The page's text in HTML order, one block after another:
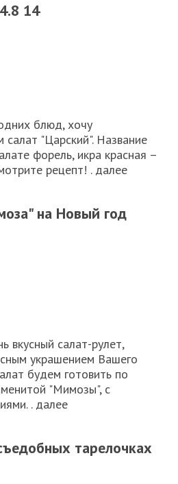
14
блюд, хочу
"Царский". Название
форель, икра красная –
рецепт! . далее
на Новый год
вкусный салат-рулет,
украшением Вашего
будем готовить по
"Мимозы", с
. далее
тарелочках